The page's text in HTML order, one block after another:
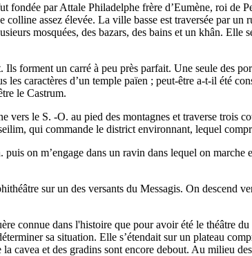
fondée par Attale Philadelphe frère d’Eumène, roi de
assez élevée. La ville basse est traversée par
mosquées, des bazars, des bains et un khân.
forment un carré à peu près parfait. Une seule des
caractères d’un temple païen ; peut-être a-t-il été
le Castrum.
vers le S. -O. au pied des montagnes et traverse
qui commande le district environnant, lequel
on m’engage dans un ravin dans lequel on
sur un des versants du Messagis. On descend
connue dans l'histoire que pour avoir été le théâtre
sa situation. Elle s’étendait sur un plateau
cavea et des gradins sont encore debout. Au milieu